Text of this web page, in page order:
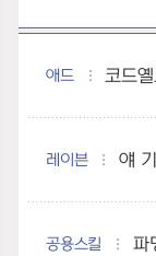
애드 코드
레이븐 얘
공용스킬 파